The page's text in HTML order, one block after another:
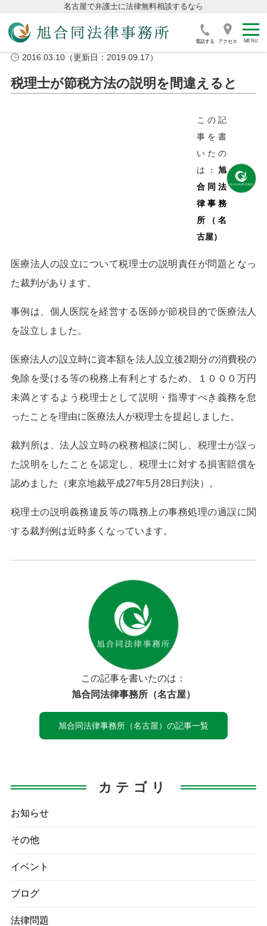
名古屋で弁護士に法律無料相談するなら
電話する アクセス
2016.03.10（更新日：2019.09.17）
税理士が節税方法の説明を間違えると
この記
事を書
いたの
は：旭
合同法
律事務
所（名
古屋）
医療法人の設立について税理士の説明責任が問題となっ
た裁判があります。
事例は、個人医院を経営する医師が節税目的で医療法人
を設立しました。
医療法人の設立時に資本額を法人設立後2期分の消費税の
免除を受ける等の税務上有利とするため、１０００万円
未満とするよう税理士として説明・指導すべき義務を怠
ったことを理由に医療法人が税理士を提起しました。
裁判所は、法人設立時の税務相談に関し、税理士が誤っ
た説明をしたことを認定し、税理士に対する損害賠償を
認めました（東京地裁平成27年5月28日判決）。
税理士の説明義務違反等の職務上の事務処理の過誤に関
する裁判例は近時多くなっています。
この記事を書いたのは：
旭合同法律事務所（名古屋）
旭合同法律事務所（名古屋）の記事一覧
カテゴリ
お知らせ
その他
イベント
ブログ
法律問題